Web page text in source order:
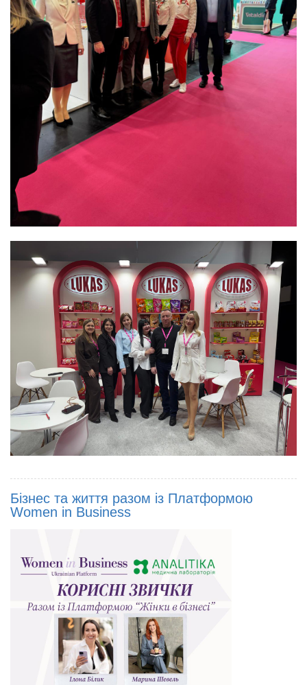
Бізнес та життя разом із Платформою
Women in Business